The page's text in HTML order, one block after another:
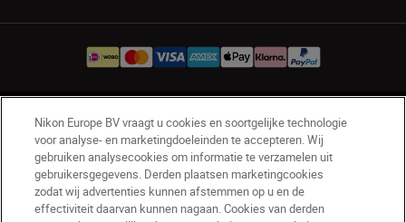
NL Nikon Sites
Contact opnemen
Privacyverklaring
Gebruiksvoorwaarden
Nikon Store - Algemene voorwaarden
Cookieverklaring
Toegankelijkheid
Nikon Europe BV vraagt u cookies en soortgelijke technologie
voor analyse- en marketingdoeleinden te accepteren. Wij
gebruiken analysecookies om informatie te verzamelen uit
gebruikersgegevens. Derden plaatsen marketingcookies
zodat wij advertenties kunnen afstemmen op u en de
effectiviteit daarvan kunnen nagaan. Cookies van derden